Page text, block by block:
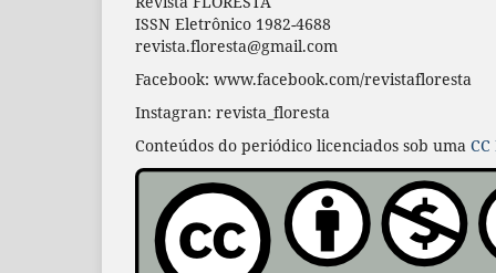
ISSN Eletrônico 1982-4688
revista.floresta@gmail.com
Facebook: www.facebook.com/revistafloresta
Instagran: revista_floresta
Conteúdos do periódico licenciados sob uma CC